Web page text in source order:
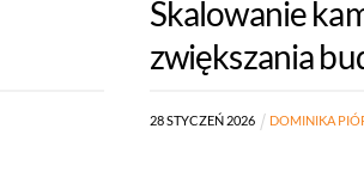
Skalowanie
zwiększania
28STYCZEŃ 2026 DOMINIKA